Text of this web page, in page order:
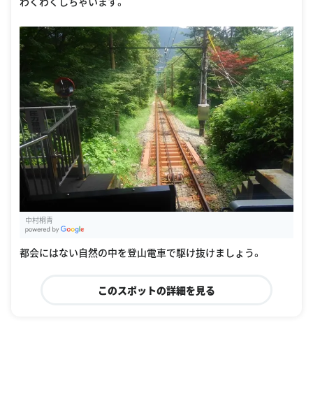
中村桐青
都会にはない自然の中を登山電車で駆け抜けましょう。
このスポットの詳細を見る